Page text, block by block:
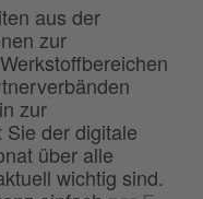
aus der
zur
zur
der digitale
über alle
wichtig sind.